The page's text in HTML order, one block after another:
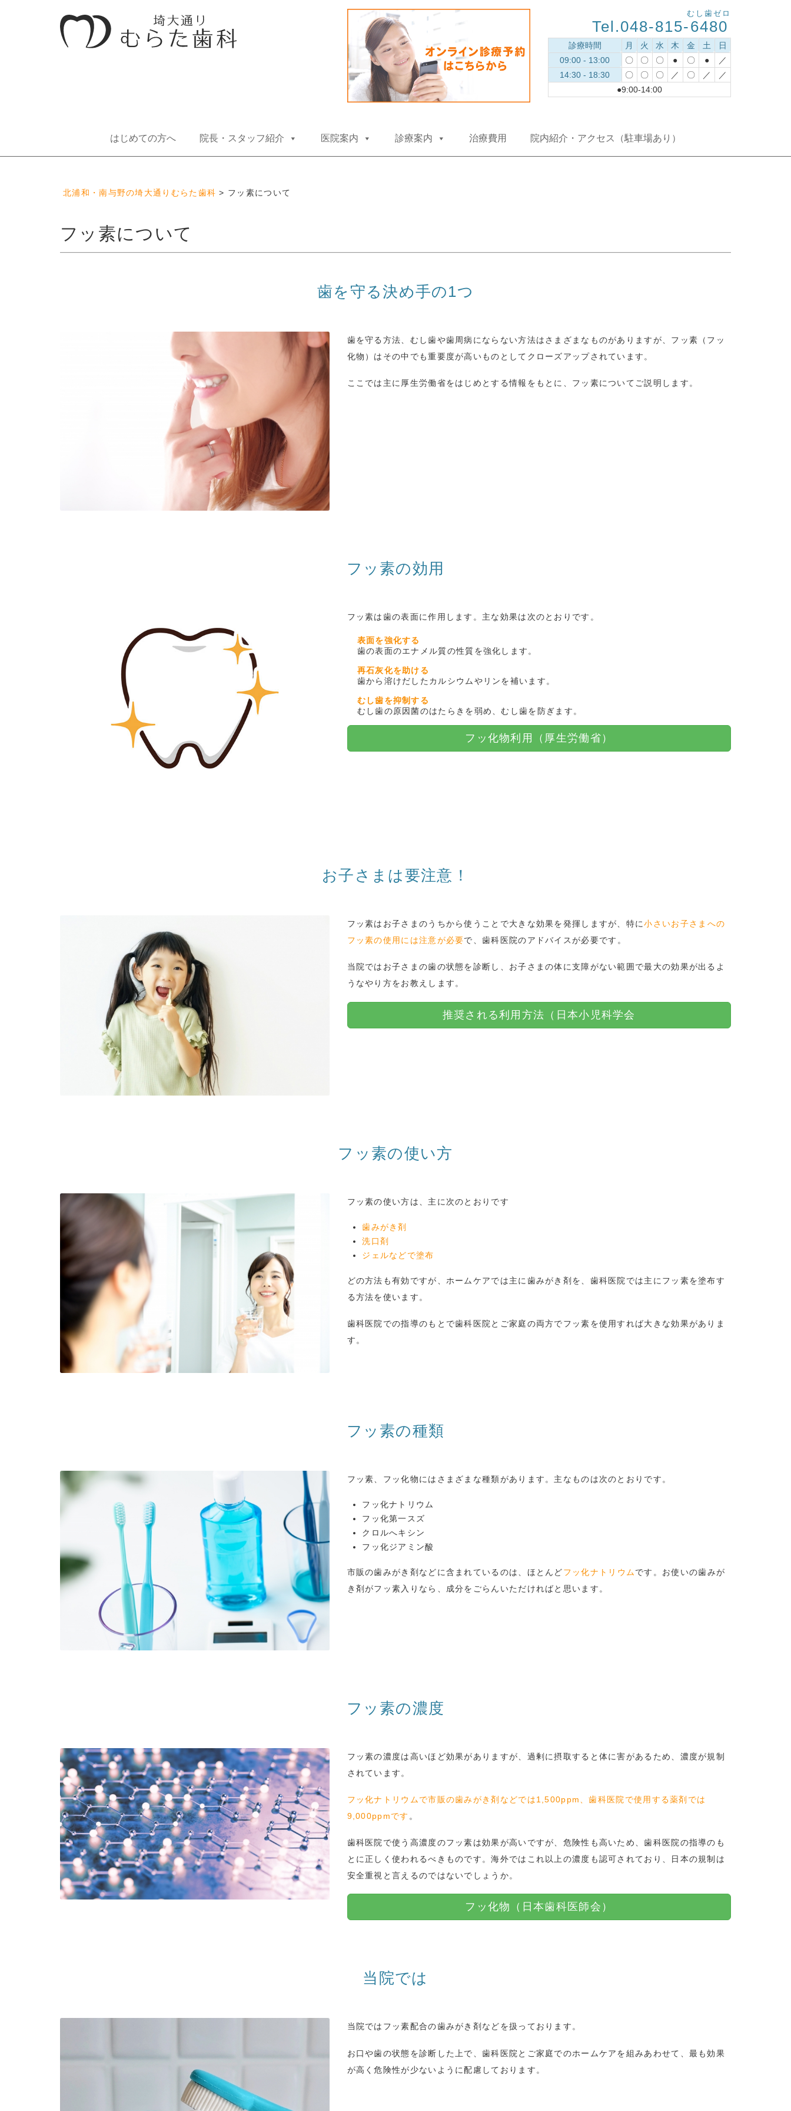
Tel.048-815-6480
むし歯ゼロ
診療時間 月 火 水 木 金 土
日
09:00 - 13:00
〇 〇 〇 ● 〇 ●
／
14:30 - 18:30
〇 〇 〇 ／ 〇 ／
／
●9:00-14:00
ン
はじめての方へ 院長・スタッフ紹介 医院案内 診療案内 治療費用 院内紹介・アクセス（駐車場あり）
北浦和・南与野の埼大通りむらた歯科 > フッ素について
フッ素について
歯を守る決め手の1つ
歯を守る方法、むし歯や歯周病にならない方法はさまざまなものがありますが、フッ素（フッ
化物）はその中でも重要度が高いものとしてクローズアップされています。
ここでは主に厚生労働省をはじめとする情報をもとに、フッ素についてご説明します。
フッ素の効用
フッ素は歯の表面に作用します。主な効果は次のとおりです。
表面を強化する
歯の表面のエナメル質の性質を強化します。
再石灰化を助ける
歯から溶けだしたカルシウムやリンを補います。
むし歯を抑制する
むし歯の原因菌のはたらきを弱め、むし歯を防ぎます。
フッ化物利用（厚生労働省）
お子さまは要注意！
フッ素はお子さまのうちから使うことで大きな効果を発揮しますが、特に小さいお子さまへの
フッ素の使用には注意が必要で、歯科医院のアドバイスが必要です。
当院ではお子さまの歯の状態を診断し、お子さまの体に支障がない範囲で最大の効果が出るよ
うなやり方をお教えします。
推奨される利用方法（日本小児科学会
フッ素の使い方
フッ素の使い方は、主に次のとおりです
歯みがき剤
洗口剤
ジェルなどで塗布
どの方法も有効ですが、ホームケアでは主に歯みがき剤を、歯科医院では主にフッ素を塗布す
る方法を使います。
歯科医院での指導のもとで歯科医院とご家庭の両方でフッ素を使用すれば大きな効果がありま
す。
フッ素の種類
フッ素、フッ化物にはさまざまな種類があります。主なものは次のとおりです。
フッ化ナトリウム
フッ化第一スズ
クロルへキシン
フッ化ジアミン酸
市販の歯みがき剤などに含まれているのは、ほとんどフッ化ナトリウムです。お使いの歯みが
き剤がフッ素入りなら、成分をごらんいただければと思います。
フッ素の濃度
フッ素の濃度は高いほど効果がありますが、過剰に摂取すると体に害があるため、濃度が規制
されています。
フッ化ナトリウムで市販の歯みがき剤などでは1,500ppm、歯科医院で使用する薬剤では
9,000ppmです 。
歯科医院で使う高濃度のフッ素は効果が高いですが、危険性も高いため、歯科医院の指導のも
とに正しく使われるべきものです。海外ではこれ以上の濃度も認可されており、日本の規制は
安全重視と言えるのではないでしょうか。
フッ化物（日本歯科医師会）
当院では
当院ではフッ素配合の歯みがき剤などを扱っております。
お口や歯の状態を診断した上で、歯科医院とご家庭でのホームケアを組みあわせて、最も効果
が高く危険性が少ないように配慮しております。